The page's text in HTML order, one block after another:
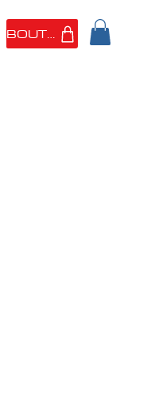
BOUTIQUE